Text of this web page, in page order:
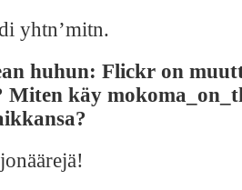
yhtn’mitn.
huhun: Flickr on
Miten käy